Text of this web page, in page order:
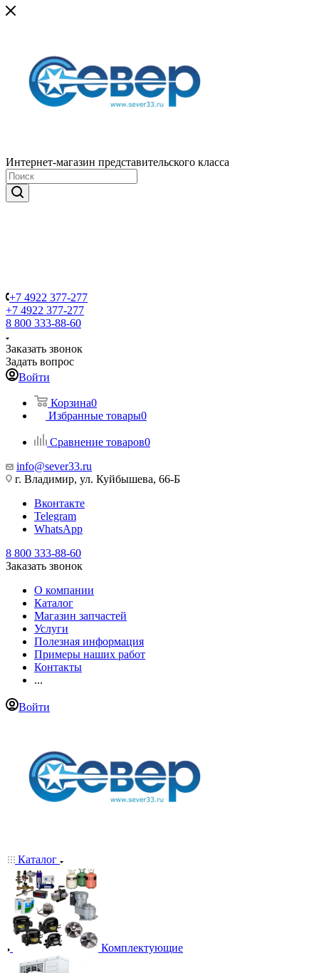
Интернет-магазин представительского класса
+7 4922 377-277
+7 4922 377-277
8 800 333-88-60
Заказать звонок
Задать вопрос
Войти
Корзина0
Избранные товары0
Сравнение товаров0
info@sever33.ru
г. Владимир, ул. Куйбышева, 66-Б
Вконтакте
Telegram
WhatsApp
8 800 333-88-60
Заказать звонок
О компании
Каталог
Магазин запчастей
Услуги
Полезная информация
Примеры наших работ
Контакты
...
Войти
Каталог
Комплектующие